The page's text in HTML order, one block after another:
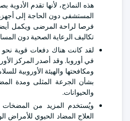
هذه النماذج، لأنها تقدم
المستشفى دون الحاجة إلى
فرصا لراحة المرضى ويكمل أيضا
تكاليف الرعاية الصحية دون
لقد كانت هناك دفعات قوية
في أوروبا. وقد أصدر المركز
ومكافحتها والهيئة الأوروبية
بشأن الجرعة المثلى ومدة
والحيوانات.
ويُستخدم المزيد من المضخات
العلاج المضاد الحيوي للأمراض